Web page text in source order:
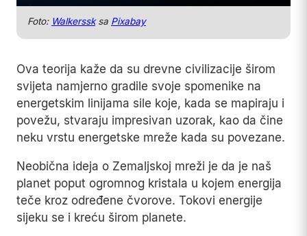
Foto: Walkerssksa Pixabay
Ova teorija kaže da su drevne civilizacije širom
svijeta namjerno gradile svoje spomenike na
energetskim linijama sile koje, kada se mapiraju i
povežu, stvaraju impresivan uzorak, kao da čine
neku vrstu energetske mreže kada su povezane.
Neobična ideja o Zemaljskoj mreži je da je naš
planet poput ogromnog kristala u kojem energija
teče kroz određene čvorove. Tokovi energije
sijeku se i kreću širom planete.